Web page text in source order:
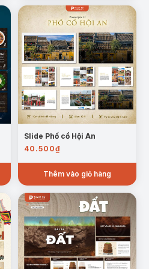
vị trí bờ biển
Nêu đặc điểm vịnh Việt Nam,
mạnh phát triển.
bày Hoàng Sa – Trường Sa,
quyền và vị trí chiến lược.
và lợi thế kinh tế biển.
Slide Phố cổ Hội An
40.500₫
Thêm vào giỏ hàng